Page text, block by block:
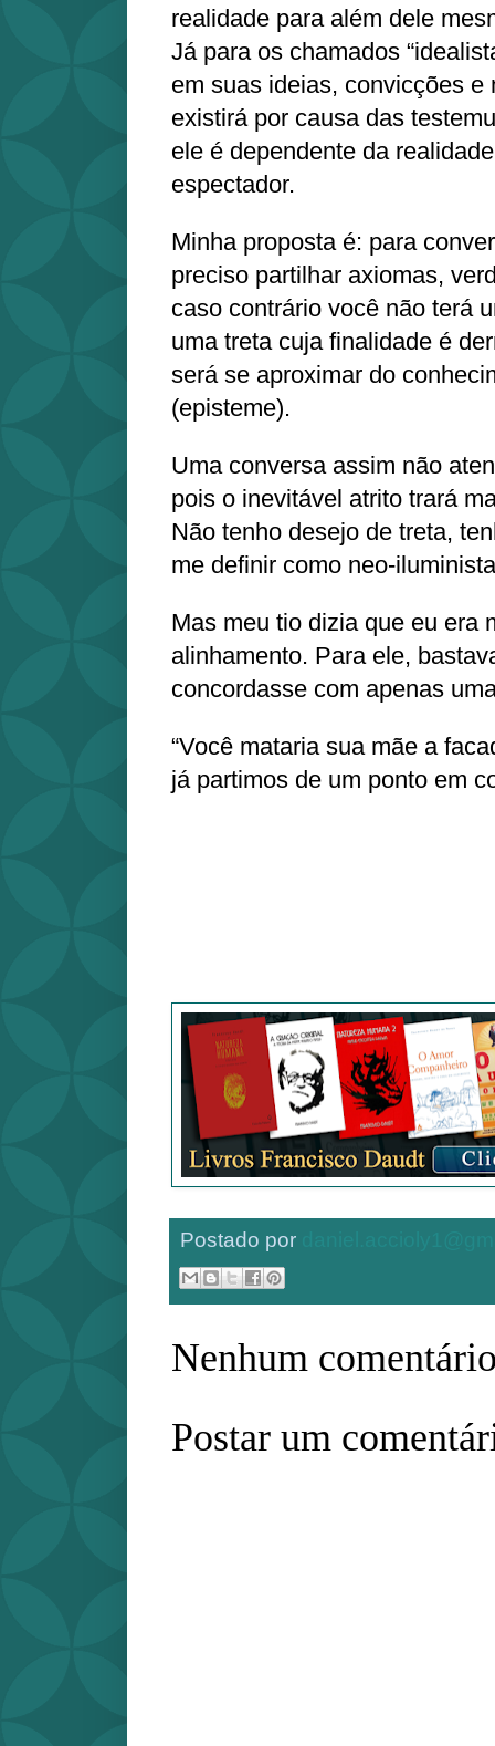
realidade para além dele
Já para os chamados
em suas ideias, convicções e
existirá por causa das
ele é dependente da
espectador.
Minha proposta é: para
preciso partilhar axiomas,
caso contrário você não terá
uma treta cuja finalidade é
será se aproximar do
(episteme).
Uma conversa assim não
pois o inevitável atrito trará
Não tenho desejo de treta,
me definir como neo-
Mas meu tio dizia que eu era
alinhamento. Para ele,
concordasse com apenas
“Você mataria sua mãe a
já partimos de um ponto em
Postado por
Nenhum
Postar um